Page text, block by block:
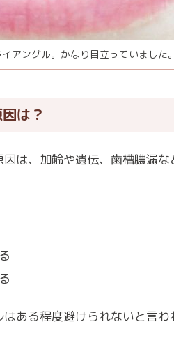
アングル。かなり目立っていました。
は？
は、加齢や遺伝、歯槽膿漏
ある程度避けられないと言わ